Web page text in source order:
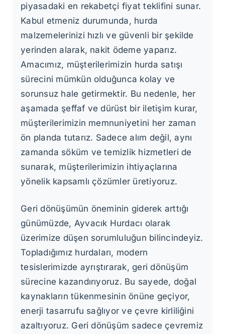
piyasadaki en rekabetçi fiyat teklifini sunar.
Kabul etmeniz durumunda, hurda
malzemelerinizi hızlı ve güvenli bir şekilde
yerinden alarak, nakit ödeme yaparız.
Amacımız, müşterilerimizin hurda satışı
sürecini mümkün olduğunca kolay ve
sorunsuz hale getirmektir. Bu nedenle, her
aşamada şeffaf ve dürüst bir iletişim kurar,
müşterilerimizin memnuniyetini her zaman
ön planda tutarız. Sadece alım değil, aynı
zamanda söküm ve temizlik hizmetleri de
sunarak, müşterilerimizin ihtiyaçlarına
yönelik kapsamlı çözümler üretiyoruz.
Geri dönüşümün öneminin giderek arttığı
günümüzde, Ayvacık Hurdacı olarak
üzerimize düşen sorumluluğun bilincindeyiz.
Topladığımız hurdaları, modern
tesislerimizde ayrıştırarak, geri dönüşüm
sürecine kazandırıyoruz. Bu sayede, doğal
kaynakların tükenmesinin önüne geçiyor,
enerji tasarrufu sağlıyor ve çevre kirliliğini
azaltıyoruz. Geri dönüşüm sadece çevremiz